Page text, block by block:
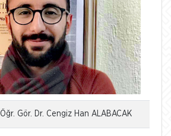
Öğr. Gör. Dr. Cengiz Han ALABACAK